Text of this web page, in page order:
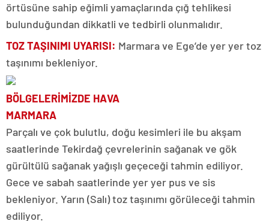
örtüsüne sahip eğimli yamaçlarında çığ tehlikesi
bulunduğundan dikkatli ve tedbirli olunmalıdır.
TOZ TAŞINIMI UYARISI: Marmara ve Ege’de yer yer toz
taşınımı bekleniyor.
BÖLGELERİMİZDE HAVA
MARMARA
Parçalı ve çok bulutlu, doğu kesimleri ile bu akşam
saatlerinde Tekirdağ çevrelerinin sağanak ve gök
gürültülü sağanak yağışlı geçeceği tahmin ediliyor.
Gece ve sabah saatlerinde yer yer pus ve sis
bekleniyor. Yarın (Salı) toz taşınımı görüleceği tahmin
ediliyor.